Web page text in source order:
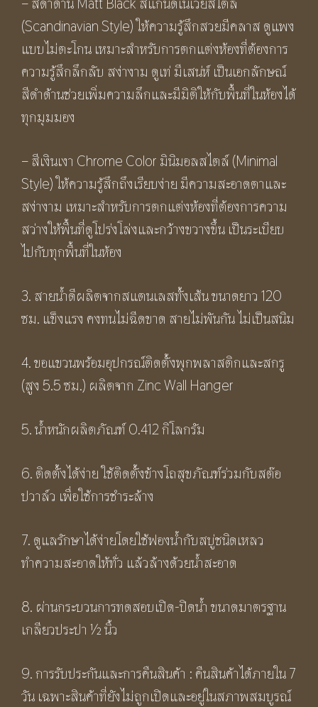
– สีดำด้าน Matt Black สแกนดิเนเวียสไตล์
(Scandinavian Style) ให้ความรู้สึกสวยมีคลาส ดูแพง
แบบไม่ตะโกน เหมาะสำหรับการตกแต่งห้องที่ต้องการ
ความรู้สึกลึกลับ สง่างาม ดูเท่ มีเสน่ห์ เป็นเอกลักษณ์
สีดำด้านช่วยเพิ่มความลึกและมีมิติให้กับพื้นที่ในห้องได้
ทุกมุมมอง
– สีเงินเงา Chrome Color มินิมอลสไตล์ (Minimal
Style) ให้ความรู้สึกถึงเรียบง่าย มีความสะอาดตาและ
สง่างาม เหมาะสำหรับการตกแต่งห้องที่ต้องการความ
สว่างให้พื้นที่ดูโปร่งโล่งและกว้างขวางขึ้น เป็นระเบียบ
ไปกับทุกพื้นที่ในห้อง
3. สายน้ำดีผลิตจากสแตนเลสทั้งเส้น ขนาดยาว 120
ซม. แข็งแรง คงทนไม่ฉีดขาด สายไม่พันกัน ไม่เป็นสนิม
4. ขอแขวนพร้อมอุปกรณ์ติดตั้งพุกพลาสติกและสกรู
(สูง 5.5 ซม.) ผลิตจาก Zinc Wall Hanger
5. น้ำหนักผลิตภัณฑ์ 0.412 กิโลกรัม
6. ติดตั้งได้ง่าย ใช้ติดตั้งข้างโถสุขภัณฑ์ร่วมกับสต๊อ
ปวาล์ว เพื่อใช้การชำระล้าง
7. ดูแลรักษาได้ง่ายโดยใช้ฟองน้ำกับสบู่ชนิดเหลว
ทำความสะอาดให้ทั่ว แล้วล้างด้วยน้ำสะอาด
8. ผ่านกระบวนการทดสอบเปิด-ปิดน้ำ ขนาดมาตรฐาน
เกลียวประปา ½ นิ้ว
9. การรับประกันและการคืนสินค้า : คืนสินค้าได้ภายใน 7
วัน เฉพาะสินค้าที่ยังไม่ถูกเปิดและอยู่ในสภาพสมบูรณ์